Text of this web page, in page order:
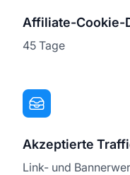
Affiliate-Cookie-
45 Tage
Akzeptierte
Link- und